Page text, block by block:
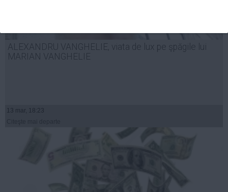
ALEXANDRU VANGHELIE, viata de lux pe şpăgile lui
MARIAN VANGHELIE
13 mar, 18:23